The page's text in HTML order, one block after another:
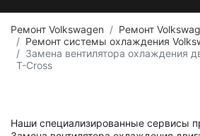
Ремонт Volkswagen
Ремонт
Ремонт системы охлаждения
Замена вентилятора охлаждения
T-Cross
Наши специализированные сервисы